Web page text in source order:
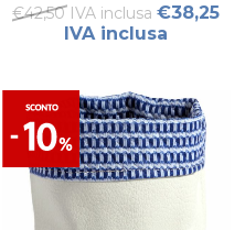
ACQUA M
€42,50 IVA inclusa €38,25
IVA inclusa